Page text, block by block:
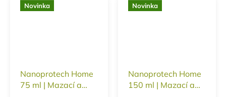
Novinka
Nanoprotech Home
75 ml | Mazací a
Novinka
Nanoprotech Home
150 ml | Mazací a